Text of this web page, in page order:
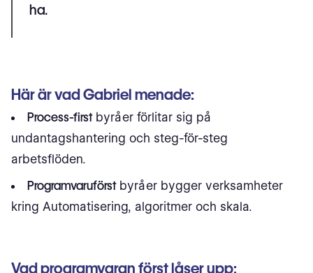
ha.
Här är vad Gabriel menade:
Process-firstbyråer förlitar sig på
undantagshantering och steg-för-steg
arbetsflöden.
Programvaruförstbyråer bygger verksamheter
kring Automatisering, algoritmer och skala.
Vad programvaran först låser upp: